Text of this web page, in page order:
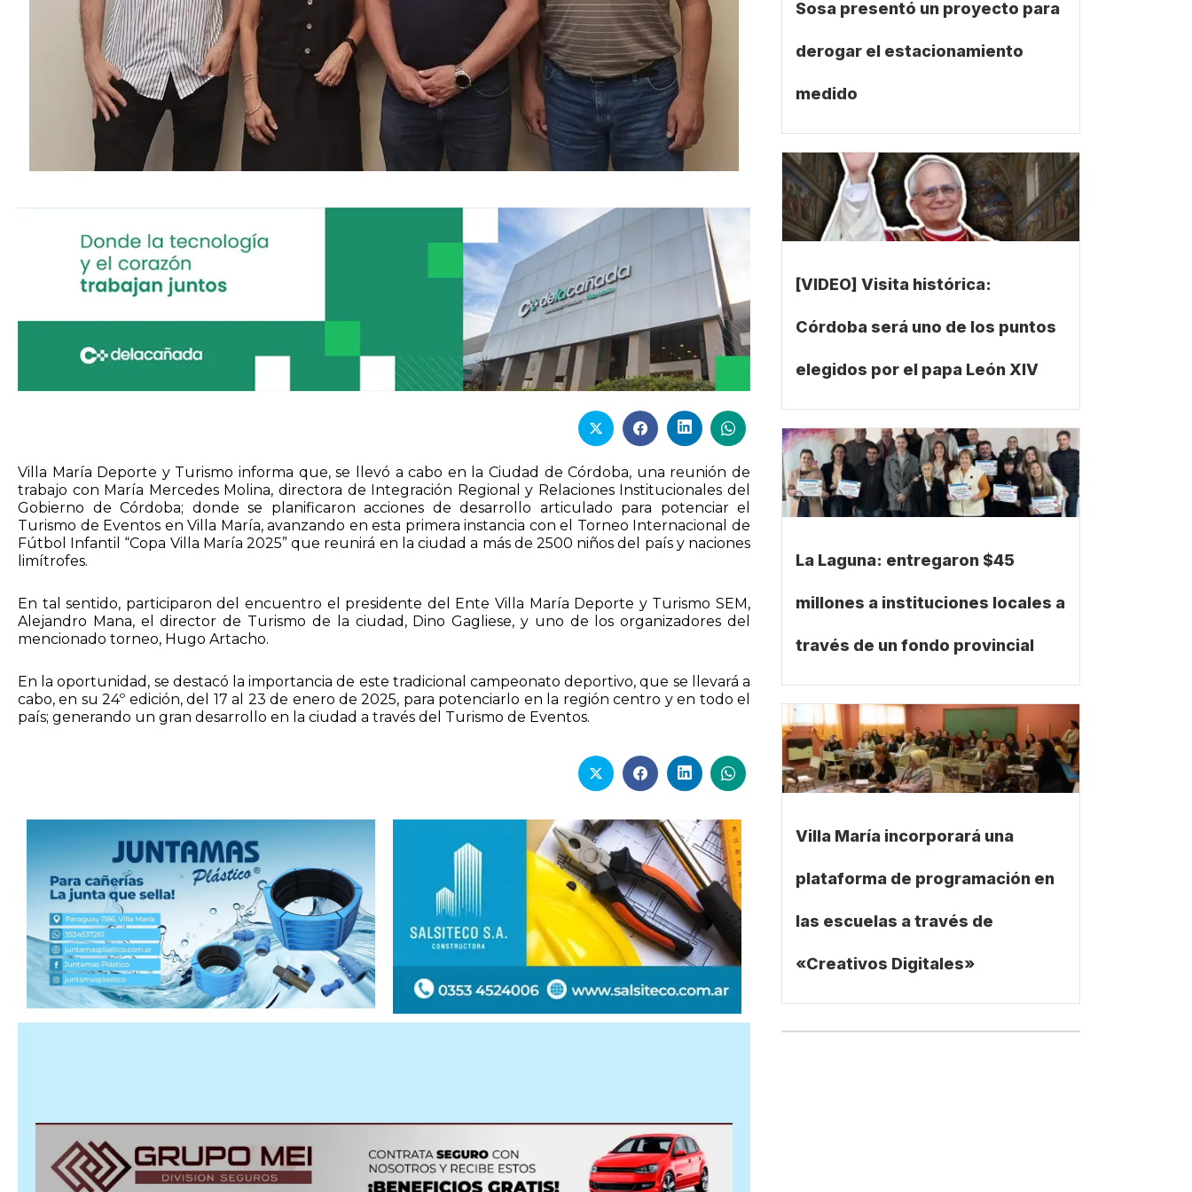
Villa María Deporte y Turismo informa que, se llevó a cabo en la Ciudad de Córdoba, una reunión de
trabajo con María Mercedes Molina, directora de Integración Regional y Relaciones Institucionales del
Gobierno de Córdoba; donde se planificaron acciones de desarrollo articulado para potenciar el
Turismo de Eventos en Villa María, avanzando en esta primera instancia con el Torneo Internacional de
Fútbol Infantil “Copa Villa María 2025” que reunirá en la ciudad a más de 2500 niños del país y naciones
limítrofes.
En tal sentido, participaron del encuentro el presidente del Ente Villa María Deporte y Turismo SEM,
Alejandro Mana, el director de Turismo de la ciudad, Dino Gagliese, y uno de los organizadores del
mencionado torneo, Hugo Artacho.
En la oportunidad, se destacó la importancia de este tradicional campeonato deportivo, que se llevará a
cabo, en su 24º edición, del 17 al 23 de enero de 2025, para potenciarlo en la región centro y en todo el
país; generando un gran desarrollo en la ciudad a través del Turismo de Eventos.
Sosa presentó un proyecto para
derogar el estacionamiento
medido
[VIDEO] Visita histórica:
Córdoba será uno de los puntos
elegidos por el papa León XIV
La Laguna: entregaron $45
millones a instituciones locales a
través de un fondo provincial
Villa María incorporará una
plataforma de programación en
las escuelas a través de
«Creativos Digitales»